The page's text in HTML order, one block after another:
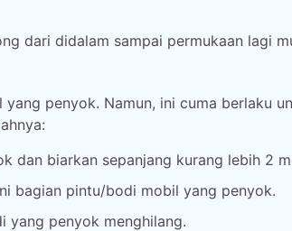
dari didalam sampai permukaan lagi
penyok. Namun, ini cuma berlaku
dan biarkan sepanjang kurang lebih 2
bagian pintu/bodi mobil yang penyok.
yang penyok menghilang.